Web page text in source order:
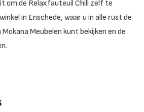
om de Relaxfauteuil Chill zelf te
in Enschede, waar u in alle rust de
Meubelen kunt bekijken en de